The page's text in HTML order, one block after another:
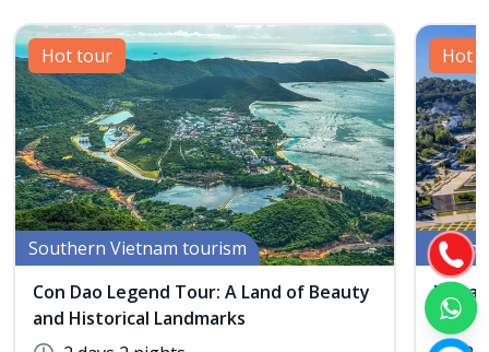
Southern Vietnam tourism
Hot tour
Con Dao Legend Tour: A Land of Beauty
and Historical Landmarks
Hot
Da